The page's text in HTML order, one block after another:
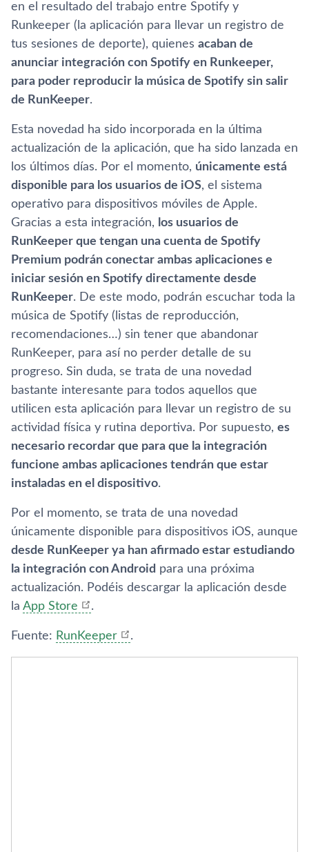
en el resultado del trabajo entre Spotify y
Runkeeper (la aplicación para llevar un registro de
tus sesiones de deporte), quienes acaban de
anunciar integración con Spotify en Runkeeper,
para poder reproducir la música de Spotify sin salir
de RunKeeper.
Esta novedad ha sido incorporada en la última
actualización de la aplicación, que ha sido lanzada en
los últimos dí­as. Por el momento, únicamente está
disponible para los usuarios de iOS, el sistema
operativo para dispositivos móviles de Apple.
Gracias a esta integración, los usuarios de
RunKeeper que tengan una cuenta de Spotify
Premium podrán conectar ambas aplicaciones e
iniciar sesión en Spotify directamente desde
RunKeeper. De este modo, podrán escuchar toda la
música de Spotify (listas de reproducción,
recomendaciones…) sin tener que abandonar
RunKeeper, para así­ no perder detalle de su
progreso. Sin duda, se trata de una novedad
bastante interesante para todos aquellos que
utilicen esta aplicación para llevar un registro de su
actividad fí­sica y rutina deportiva. Por supuesto, es
necesario recordar que para que la integración
funcione ambas aplicaciones tendrán que estar
instaladas en el dispositivo.
Por el momento, se trata de una novedad
únicamente disponible para dispositivos iOS, aunque
desde RunKeeper ya han afirmado estar estudiando
la integración con Android para una próxima
actualización. Podéis descargar la aplicación desde
la App Store .
Fuente: RunKeeper .